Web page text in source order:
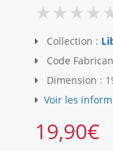
Collection :
Code
Dimension :
Voir les
19,90€